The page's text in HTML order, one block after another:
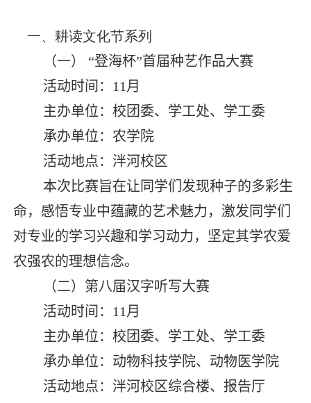
一、耕读文化节系列
（一） “登海杯”首届种艺作品大赛
活动时间： 11 月
主办单位：校团委、学工处、学工委
承办单位：农学院
活动地点：泮河校区
本次比赛旨在让同学们发现种子的多彩生
命，感悟专业中蕴藏的艺术魅力，激发同学们
对专业的学习兴趣和学习动力，坚定其学农爱
农强农的理想信念。
（二）第八届汉字听写大赛
活动时间： 11 月
主办单位：校团委、学工处、学工委
承办单位：动物科技学院、动物医学院
活动地点：泮河校区综合楼、报告厅